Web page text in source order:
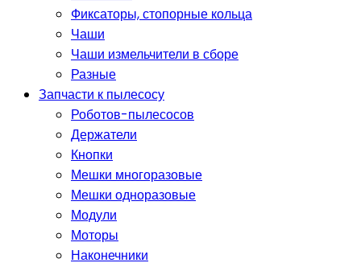
Фиксаторы, стопорные кольца
Чаши
Чаши измельчители в сборе
Разные
Запчасти к пылесосу
Роботов-пылесосов
Держатели
Кнопки
Мешки многоразовые
Мешки одноразовые
Модули
Моторы
Наконечники